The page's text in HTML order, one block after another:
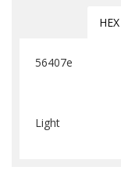
56407e
Light